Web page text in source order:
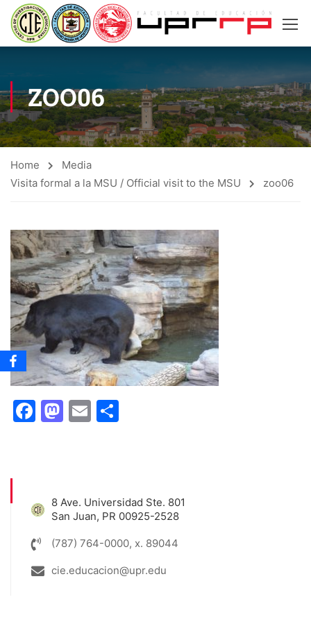
ZOO06
Home
Media
Visita formal a la MSU / Official visit to the MSU
zoo06
Facebook
Mastodon
Email
8 Ave. Universidad Ste. 801
San Juan, PR 00925-2528
(787) 764-0000, x. 89044
cie.educacion@upr.edu